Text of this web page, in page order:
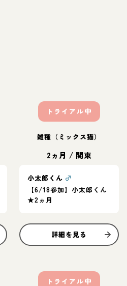
トライアル中
雑種（ミックス猫）
2ヵ月 / 関東
小太郎くん ♂
【6/18参加】小太郎くん
★2ヵ月
詳細を見る
トライアル中